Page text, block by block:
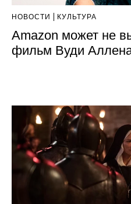
НОВОСТИ КУЛЬТУРА
Amazon может не
фильм Вуди